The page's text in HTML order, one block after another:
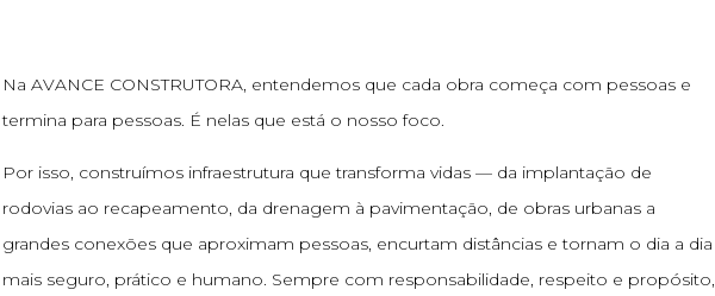
Na AVANCE CONSTRUTORA, entendemos que cada obra começa com pessoas e
termina para pessoas. É nelas que está o nosso foco.
Por isso, construímos infraestrutura que transforma vidas — da implantação de
rodovias ao recapeamento, da drenagem à pavimentação, de obras urbanas a
grandes conexões que aproximam pessoas, encurtam distâncias e tornam o dia a dia
mais seguro, prático e humano. Sempre com responsabilidade, respeito e propósito,